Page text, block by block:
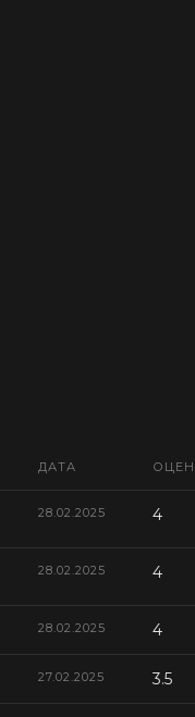
ДАТА
28.02.2025 4
28.02.2025 4
28.02.2025 4
27.02.2025 3.5